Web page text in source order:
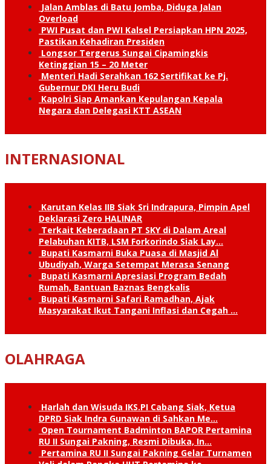
Jalan Amblas di Batu Jomba, Diduga Jalan
Overload
PWI Pusat dan PWI Kalsel Persiapkan HPN 2025,
Pastikan Kehadiran Presiden
Longsor Tergerus Sungai Cipamingkis
Ketinggian 15 – 20 Meter
Menteri Hadi Serahkan 162 Sertifikat ke Pj.
Gubernur DKI Heru Budi
Kapolri Siap Amankan Kepulangan Kepala
Negara dan Delegasi KTT ASEAN
INTERNASIONAL
Karutan Kelas IIB Siak Sri Indrapura, Pimpin Apel
Deklarasi Zero HALINAR
Terkait Keberadaan PT SKY di Dalam Areal
Pelabuhan KITB, LSM Forkorindo Siak Lay…
Bupati Kasmarni Buka Puasa di Masjid Al
Ubudiyah, Warga Setempat Merasa Senang
Bupati Kasmarni Apresiasi Program Bedah
Rumah, Bantuan Baznas Bengkalis
Bupati Kasmarni Safari Ramadhan, Ajak
Masyarakat Ikut Tangani Inflasi dan Cegah …
OLAHRAGA
Harlah dan Wisuda IKS.PI Cabang Siak, Ketua
DPRD Siak Indra Gunawan di Sahkan Me…
Open Tournament Badminton BAPOR Pertamina
RU II Sungai Pakning, Resmi Dibuka, In…
Pertamina RU II Sungai Pakning Gelar Turnamen